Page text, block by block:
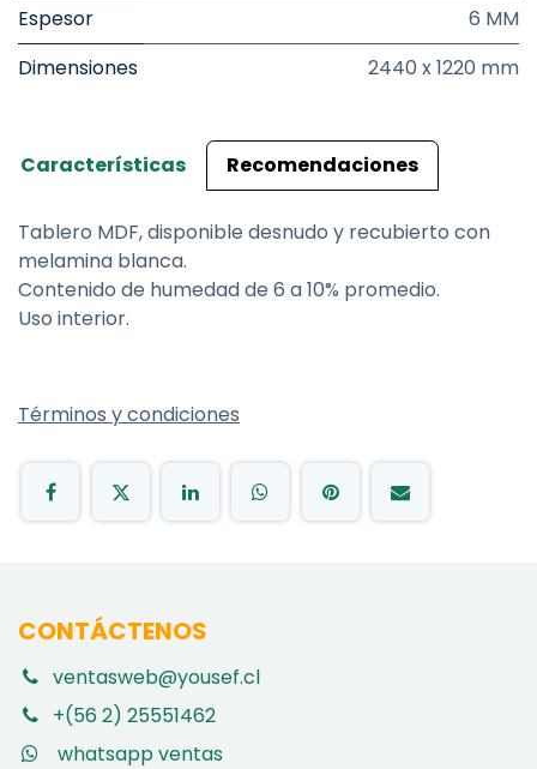
Espesor
6 MM
Dimensiones
2440 x 1220 mm
Características Recomendaciones
Tablero MDF, disponible desnudo y recubierto con
melamina blanca.
Contenido de humedad de 6 a 10% promedio.
Uso interior.
Términos y condiciones
CONTÁCTENOS
ventasweb@yousef.cl
+(56 2) 25551462
whatsapp ventas